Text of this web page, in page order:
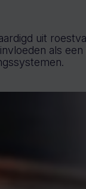
uit
als